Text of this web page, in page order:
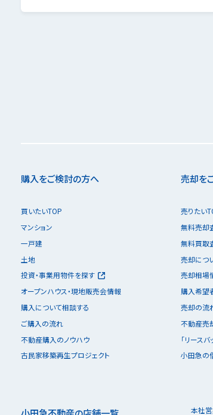
購入をご検討の方へ
買いたいTOP
マンション
一戸建
土地
投資・事業用物件を探す
オープンハウス・現地販売会情報
購入について相談する
ご購入の流れ
不動産購入のノウハウ
古民家移築再生プロジェクト
売却を
売りたい
無料売却
無料買取
売却につ
売却相場
購入希望
売却の流
不動産売
「リースバ
小田急の
本社